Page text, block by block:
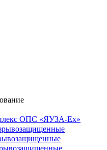
ОПС «ЯУЗА-Ех»